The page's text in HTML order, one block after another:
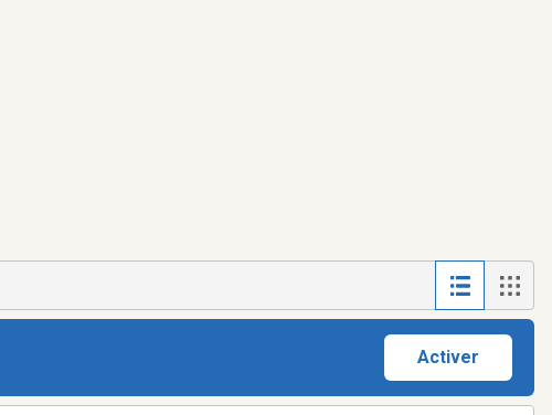
Activer